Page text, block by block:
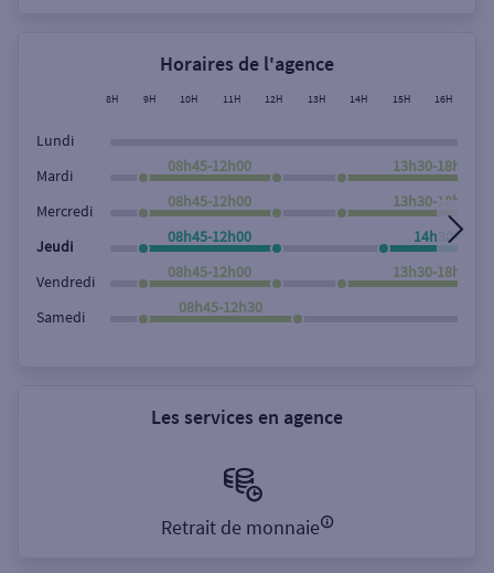
ou
Rue
Rechercher
Horaires de l'agence
8H 9H 10H 11H 12H 13H 14H 15H 16H
Lundi
Mardi
08h45-12h00 13h30-18h00
Mercredi
08h45-12h00 13h30-18h00
Jeudi
08h45-12h00 14h30-
Vendredi
08h45-12h00 13h30-18h00
Samedi
08h45-12h30
Les services en agence
Retrait de monnaie